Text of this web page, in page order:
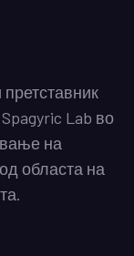
Lab во
на
областа на